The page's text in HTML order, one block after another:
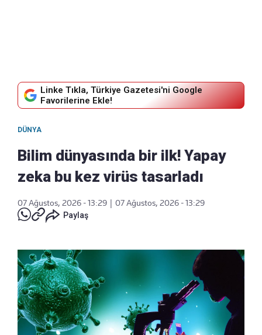
Linke Tıkla, Türkiye Gazetesi'ni Google
Favorilerine Ekle!
DÜNYA
Bilim dünyasında bir ilk! Yapay
zeka bu kez virüs tasarladı
07 Ağustos, 2026 - 13:29
07 Ağustos, 2026 - 13:29
Paylaş